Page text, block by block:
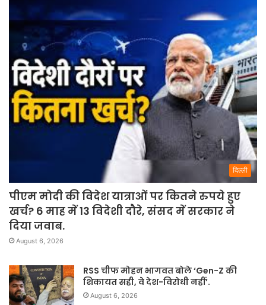
दिल्ली
पीएम मोदी की विदेश यात्राओं पर कितने रुपये हुए
खर्च? 6 माह में 13 विदेशी दौरे, संसद में सरकार ने
दिया जवाब.
August 6, 2026
RSS चीफ मोहन भागवत बोले ‘Gen-Z की
शिकायत सही, वे देश-विरोधी नहीं’.
August 6, 2026